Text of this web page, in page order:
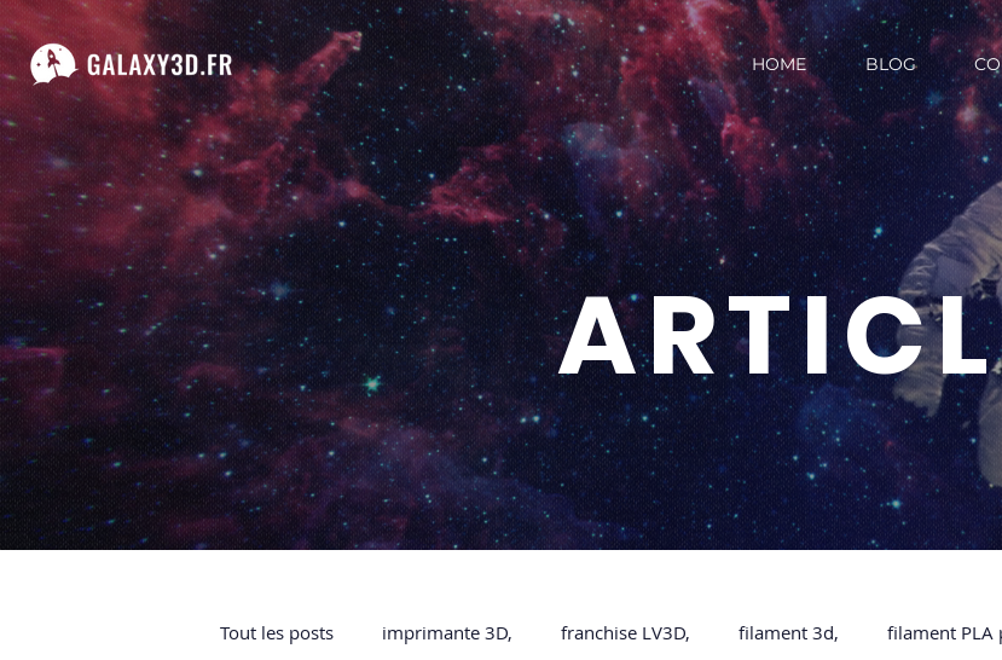
HOME BLOG
Tout les posts imprimante 3D, franchise LV3D, filament 3d, filament PLA